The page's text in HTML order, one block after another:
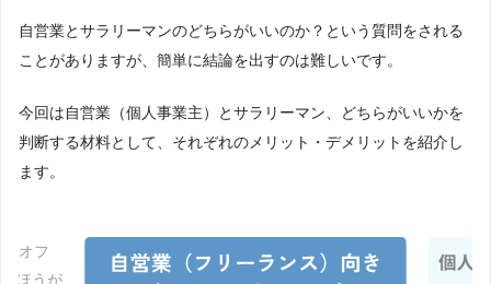
自営業とサラリーマンのどちらがいいのか？という質問をされる
ことがありますが、簡単に結論を出すのは難しいです。
今回は自営業（個人事業主）とサラリーマン、どちらがいいかを
判断する材料として、それぞれのメリット・デメリットを紹介し
ます。